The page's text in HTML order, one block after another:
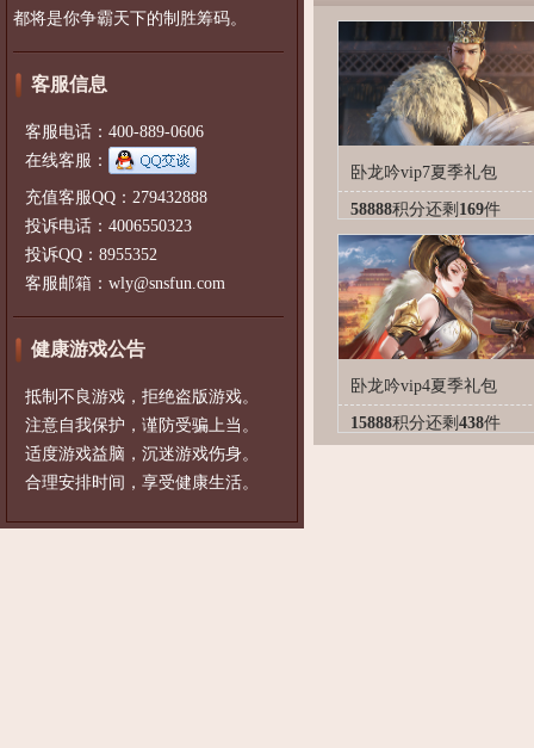
都将是你争霸天下的制胜筹码。
客服信息
客服电话：400-889-0606
在线客服：
充值客服QQ：279432888
投诉电话：4006550323
投诉QQ：8955352
客服邮箱：wly@snsfun.com
健康游戏公告
抵制不良游戏，拒绝盗版游戏。
注意自我保护，谨防受骗上当。
适度游戏益脑，沉迷游戏伤身。
合理安排时间，享受健康生活。
卧龙吟vip7夏季礼包
58888积分还剩 169件
卧龙吟vip4夏季礼包
15888积分还剩 438件